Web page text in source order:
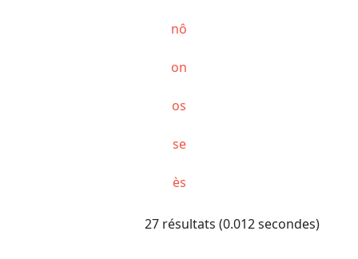
nô
on
os
se
ès
27 résultats (0.012 secondes)